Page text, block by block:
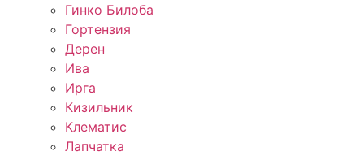
Гинко Билоба
Гортензия
Дерен
Ива
Ирга
Кизильник
Клематис
Лапчатка